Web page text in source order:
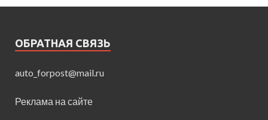
ОБРАТНАЯ СВЯЗЬ
auto_forpost@mail.ru
Реклама на сайте